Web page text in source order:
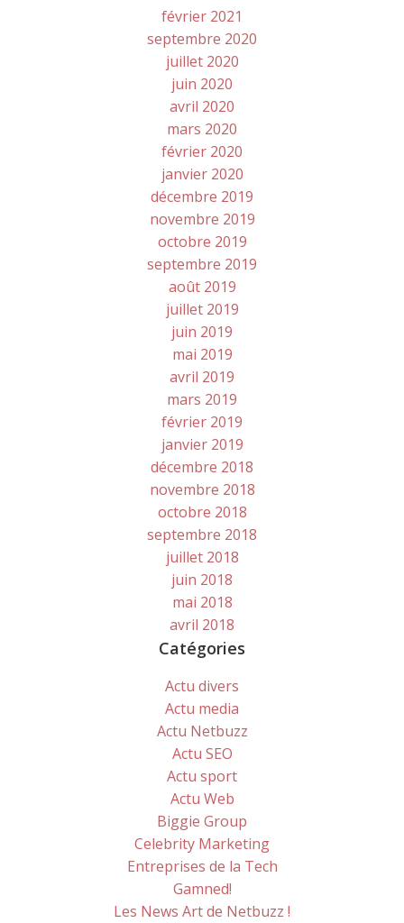
février 2021
septembre 2020
juillet 2020
juin 2020
avril 2020
mars 2020
février 2020
janvier 2020
décembre 2019
novembre 2019
octobre 2019
septembre 2019
août 2019
juillet 2019
juin 2019
mai 2019
avril 2019
mars 2019
février 2019
janvier 2019
décembre 2018
novembre 2018
octobre 2018
septembre 2018
juillet 2018
juin 2018
mai 2018
avril 2018
Catégories
Actu divers
Actu media
Actu Netbuzz
Actu SEO
Actu sport
Actu Web
Biggie Group
Celebrity Marketing
Entreprises de la Tech
Gamned!
Les News Art de Netbuzz !